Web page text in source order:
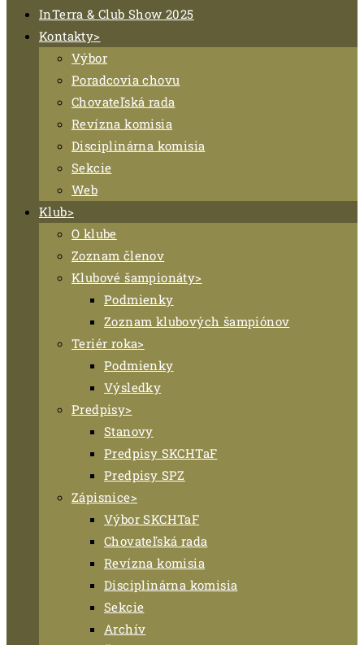
InTerra & Club Show 2025
Kontakty
Výbor
Poradcovia chovu
Chovateľská rada
Revízna komisia
Disciplinárna komisia
Sekcie
Web
Klub
O klube
Zoznam členov
Klubové šampionáty
Podmienky
Zoznam klubových šampiónov
Teriér roka
Podmienky
Výsledky
Predpisy
Stanovy
Predpisy SKCHTaF
Predpisy SPZ
Zápisnice
Výbor SKCHTaF
Chovateľská rada
Revízna komisia
Disciplinárna komisia
Sekcie
Archív